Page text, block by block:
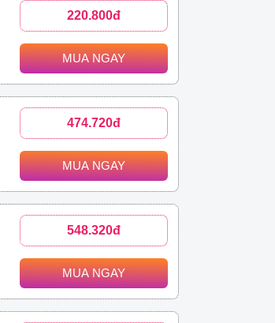
220.800đ
MUA NGAY
474.720đ
MUA NGAY
548.320đ
MUA NGAY